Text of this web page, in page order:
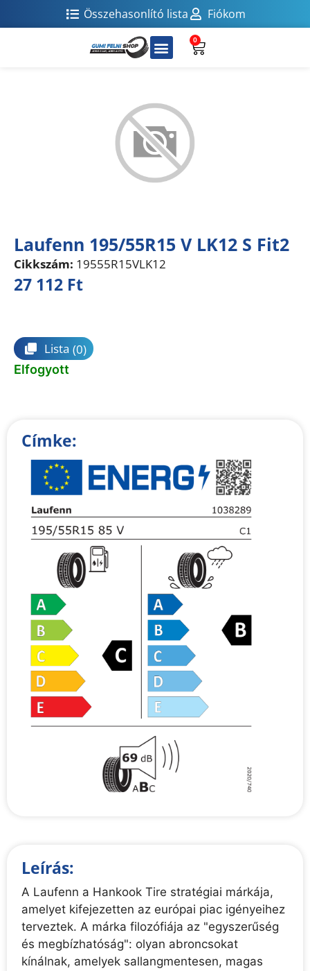
Összehasonlító lista Fiókom
0
Laufenn 195/55R15 V LK12 S Fit2
Cikkszám: 19555R15VLK12
27 112 Ft
Lista (0)
Elfogyott
Címke:
Leírás:
A Laufenn a Hankook Tire stratégiai márkája,
amelyet kifejezetten az európai piac igényeihez
terveztek. A márka filozófiája az "egyszerűség
és megbízhatóság": olyan abroncsokat
kínálnak, amelyek sallangmentesen, magas